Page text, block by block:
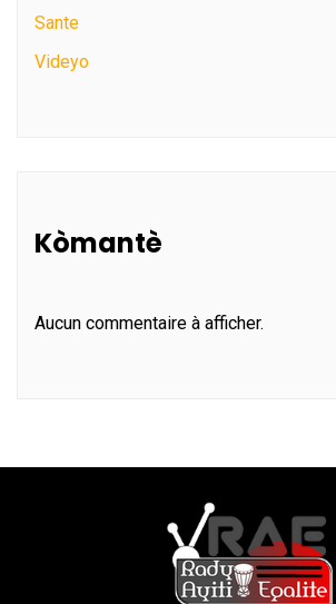
Sante
Videyo
Kòmantè
Aucun commentaire à afficher.